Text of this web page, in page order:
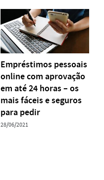
Empréstimos pessoais
online com aprovação
em até 24 horas – os
mais fáceis e seguros
para pedir
28/06/2021